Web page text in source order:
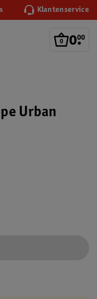
Klantenservice
0.
00
Urban